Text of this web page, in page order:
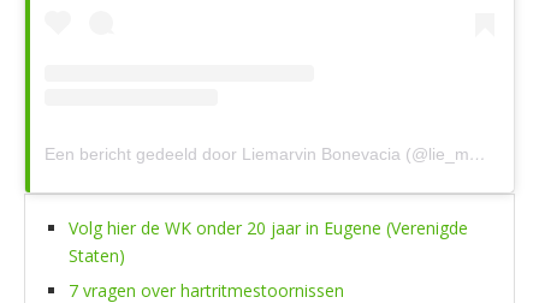
Een bericht gedeeld door Liemarvin Bonevacia (@lie_marvin)
Volg hier de WK onder 20 jaar in Eugene (Verenigde
Staten)
7 vragen over hartritmestoornissen